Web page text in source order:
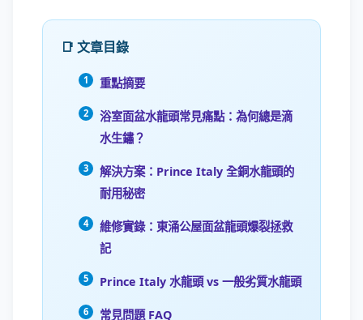
📑 文章目錄
重點摘要
浴室面盆水龍頭常見痛點：為何總是滴
水生鏽？
解決方案：Prince Italy 全銅水龍頭的
耐用秘密
維修實錄：東涌公屋面盆龍頭爆裂拯救
記
Prince Italy 水龍頭 vs 一般劣質水龍頭
常見問題 FAQ